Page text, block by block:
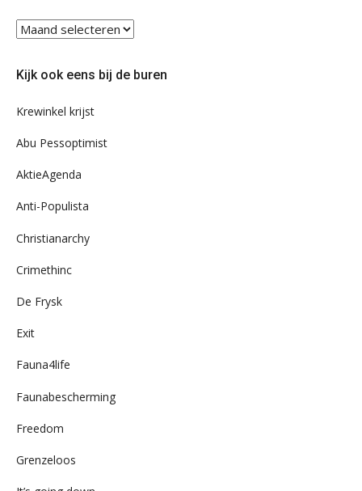
Blader
eens
ons
Kijk ook eens bij de buren
Krewinkel krijst
Abu Pessoptimist
AktieAgenda
Anti-Populista
Christianarchy
Crimethinc
De Frysk
Exit
Fauna4life
Faunabescherming
Freedom
Grenzeloos